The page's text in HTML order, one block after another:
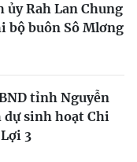
Rah Lan Chung
bộ buôn Sô Mlơng
tỉnh Nguyễn
sinh hoạt Chi
3